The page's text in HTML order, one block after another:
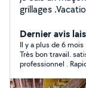
grillages .Vacations de terre avec
Dernier avis
Il y a plus de 6 mois
Très bon travail.
professionnel .